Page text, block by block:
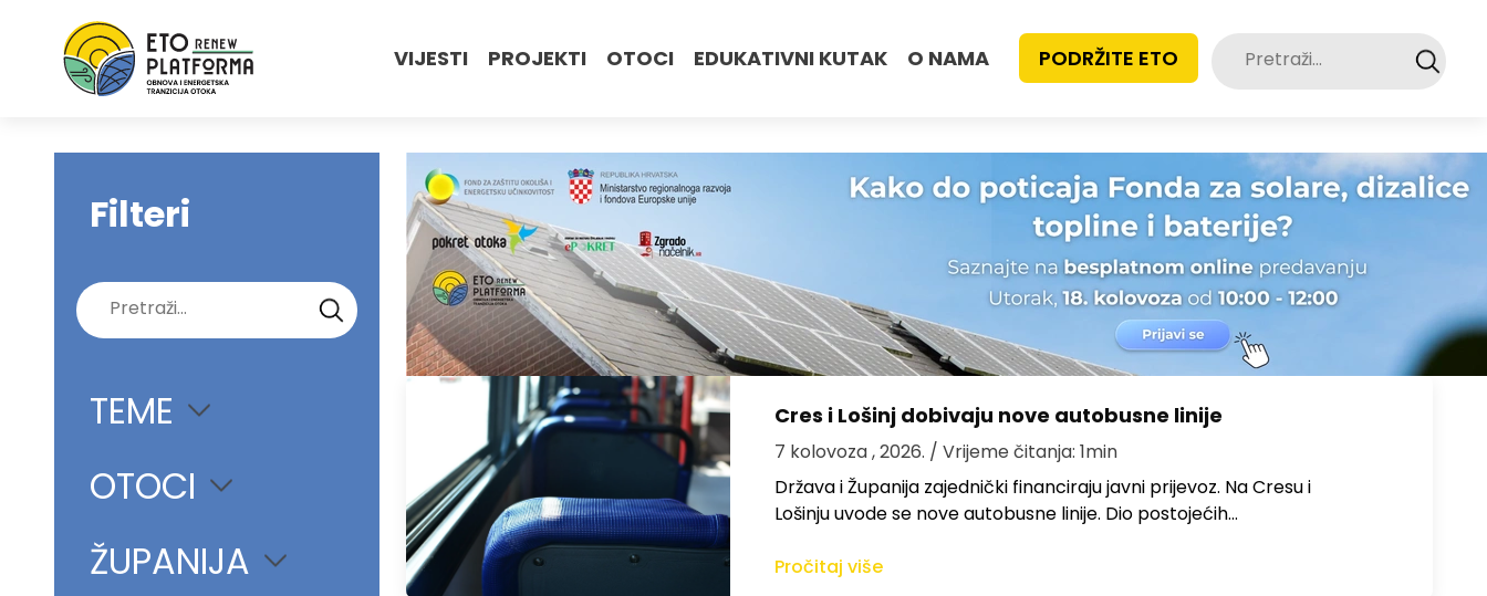
VIJESTI PROJEKTI OTOCI EDUKATIVNI KUTAK O NAMA PODRŽITE ETO Pretraži:
Filteri
Pretraži:
TEME
OTOCI
ŽUPANIJA
Cres i Lošinj dobivaju nove autobusne linije
7 kolovoza , 2026. / Vrijeme čitanja: 1min
Država i Županija zajednički financiraju javni prijevoz. Na Cresu i
Lošinju uvode se nove autobusne linije. Dio postojećih…
Pročitaj više